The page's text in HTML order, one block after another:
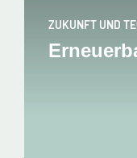
ZUKUNFT UND